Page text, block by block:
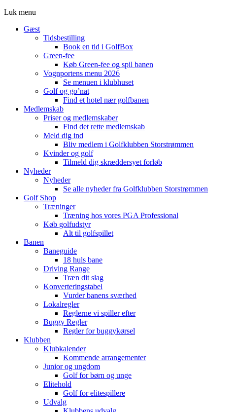
Luk menu
Gæst
Tidsbestilling
Book en tid i GolfBox
Green-fee
Køb Green-fee og spil banen
Vognportens menu 2026
Se menuen i klubhuset
Golf og go’nat
Find et hotel nær golfbanen
Medlemskab
Priser og medlemskaber
Find det rette medlemskab
Meld dig ind
Bliv medlem i Golfklubben Storstrømmen
Kvinder og golf
Tilmeld dig skræddersyet forløb
Nyheder
Nyheder
Se alle nyheder fra Golfklubben Storstrømmen
Golf Shop
Træninger
Træning hos vores PGA Professional
Køb golfudstyr
Alt til golfspillet
Banen
Baneguide
18 huls bane
Driving Range
Træn dit slag
Konverteringstabel
Vurder banens sværhed
Lokalregler
Reglerne vi spiller efter
Buggy Regler
Regler for buggykørsel
Klubben
Klubkalender
Kommende arrangementer
Junior og ungdom
Golf for børn og unge
Elitehold
Golf for elitespillere
Udvalg